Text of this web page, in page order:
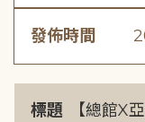
發佈時間
標題
【總館X